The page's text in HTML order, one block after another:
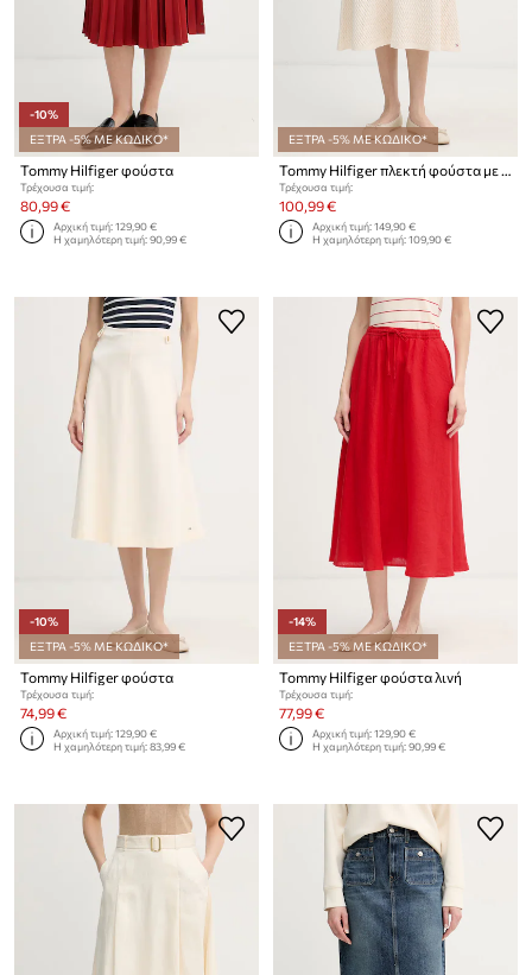
-10%
ΕΞΤΡΑ -5% ΜΕ ΚΩΔΙΚΟ*
Tommy Hilfiger φούστα
Τρέχουσα τιμή:
80,99 €
Αρχική τιμή:129,90 €
Η χαμηλότερη τιμή:90,99 €
ΕΞΤΡΑ -5% ΜΕ ΚΩΔΙΚΟ*
Τρέχουσα τιμή:
100,99 €
Αρχική τιμή:149,90 €
Η χαμηλότερη τιμή:109,90 €
-10%
ΕΞΤΡΑ -5% ΜΕ ΚΩΔΙΚΟ*
Tommy Hilfiger φούστα
Τρέχουσα τιμή:
74,99 €
Αρχική τιμή:129,90 €
Η χαμηλότερη τιμή:83,99 €
-14%
ΕΞΤΡΑ -5% ΜΕ ΚΩΔΙΚΟ*
Tommy Hilfiger φούστα λινή
Τρέχουσα τιμή:
77,99 €
Αρχική τιμή:129,90 €
Η χαμηλότερη τιμή:90,99 €